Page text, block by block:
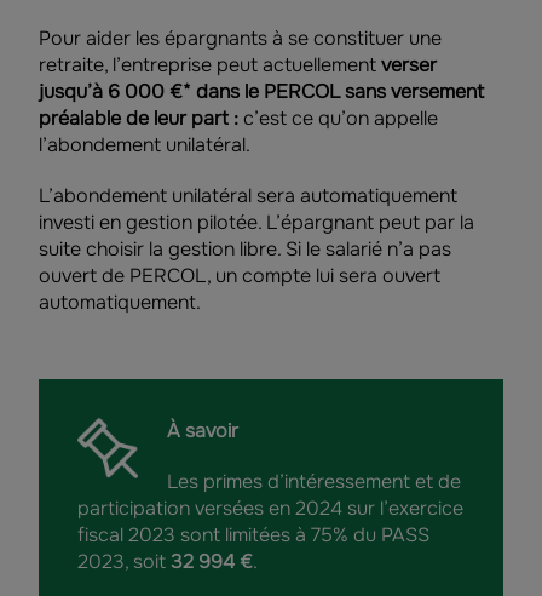
Pour aider les épargnants à se constituer une
retraite, l’entreprise peut actuellementverser
jusqu’à 6 000 €* dans le PERCOL sans versement
préalable de leur part :c’est ce qu’on appelle
l’abondement unilatéral.
L’abondement unilatéral sera automatiquement
investi en gestion pilotée. L’épargnant peut par la
suite choisir la gestion libre. Si le salarié n’a pas
ouvert de PERCOL, un compte lui sera ouvert
automatiquement.
À savoir
Les primes d’intéressement et de
participation versées en 2024 sur l’exercice
fiscal 2023 sont limitées à 75% du PASS
2023, soit32 994 €.